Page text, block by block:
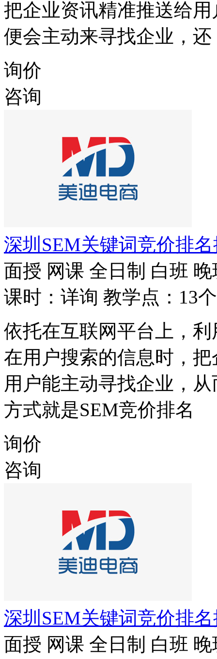
把企业资讯精准推送给
便会主动来寻找企业，还
询价
咨询
深圳SEM关键词竞价排
面授 网课 全日制 白班 晚
课时：详询 教学点：13个
依托在互联网平台上，
在用户搜索的信息时，
用户能主动寻找企业，
方式就是SEM竞价排名
询价
咨询
深圳SEM关键词竞价排
面授 网课 全日制 白班 晚